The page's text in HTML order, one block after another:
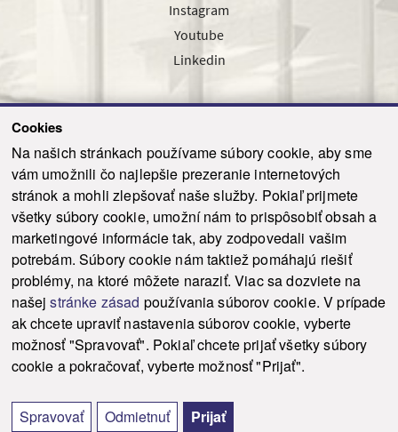
Cookies
Na našich stránkach používame súbory cookie, aby sme
vám umožnili čo najlepšie prezeranie internetových
stránok a mohli zlepšovať naše služby. Pokiaľ prijmete
všetky súbory cookie, umožní nám to prispôsobiť obsah a
marketingové informácie tak, aby zodpovedali vašim
potrebám. Súbory cookie nám taktiež pomáhajú riešiť
problémy, na ktoré môžete naraziť. Viac sa dozviete na
našejstránke zásad používania súborov cookie. V prípade
ak chcete upraviť nastavenia súborov cookie, vyberte
možnosť "Spravovať". Pokiaľ chcete prijať všetky súbory
cookie a pokračovať, vyberte možnosť "Prijať".
Spravovať Odmietnuť Prijať
Instagram
Youtube
Linkedin
Odoslať
© 2021-2026 ku.sk. Všetky práva vyhradené. | Ochrana osobných údajov
Vyhlásenie o prístupnosti |
Admin
This site is protected by reCAPTCHA and the Google Privacy Policy and Terms of
Service
apply.